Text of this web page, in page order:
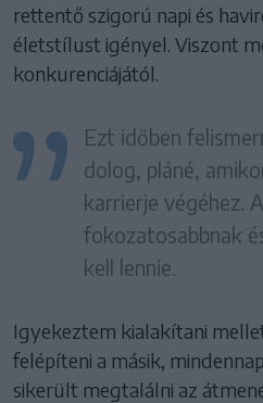
rettentő szigorú napi és
életstílust igényel. Viszont
konkurenciájától.
Ezt időben
dolog, pláné,
karrierje végéhez.
fokozatosabbnak
kell lennie.
Igyekeztem kialakítani
felépíteni a másik,
sikerült megtalálni az